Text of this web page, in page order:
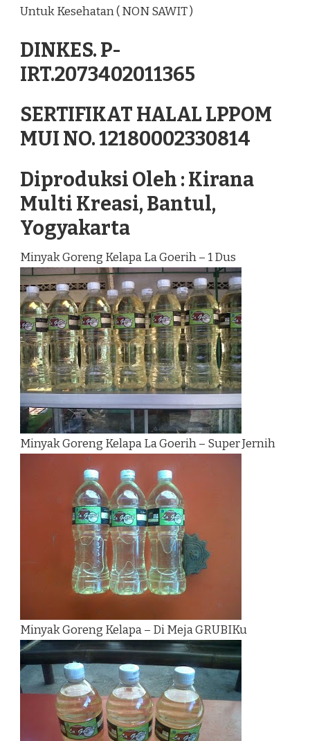
Untuk Kesehatan ( NON SAWIT )
DINKES. P-
IRT.2073402011365
SERTIFIKAT HALAL LPPOM
MUI NO. 12180002330814
Diproduksi Oleh : Kirana
Multi Kreasi, Bantul,
Yogyakarta
Minyak Goreng Kelapa La Goerih – 1 Dus
Minyak Goreng Kelapa La Goerih – Super Jernih
Minyak Goreng Kelapa – Di Meja GRUBIKu